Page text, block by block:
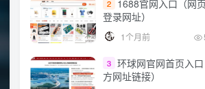
2
1688官网入口（网
登录网址）
1个月前
3 环球网官网首页入
方网址链接）